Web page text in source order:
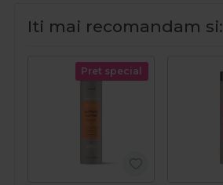
Iti mai recomandam si:
Pret special